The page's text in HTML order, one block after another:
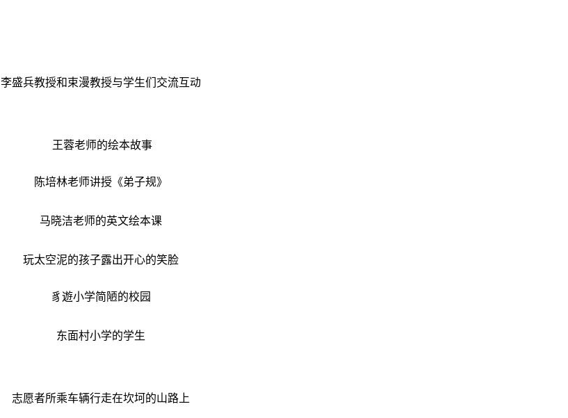
李盛兵教授和束漫教授与学生们交流互动
王蓉老师的绘本故事
陈培林老师讲授《弟子规》
马晓洁老师的英文绘本课
玩太空泥的孩子露出开心的笑脸
豸遊小学简陋的校园
东面村小学的学生
志愿者所乘车辆行走在坎坷的山路上